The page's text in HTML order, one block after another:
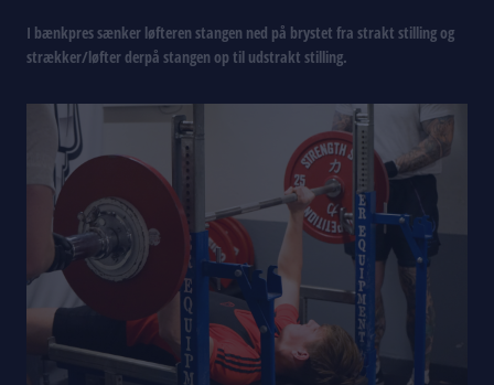
I bænkpres sænker løfteren stangen ned på brystet fra strakt stilling og
strækker/løfter derpå stangen op til udstrakt stilling.